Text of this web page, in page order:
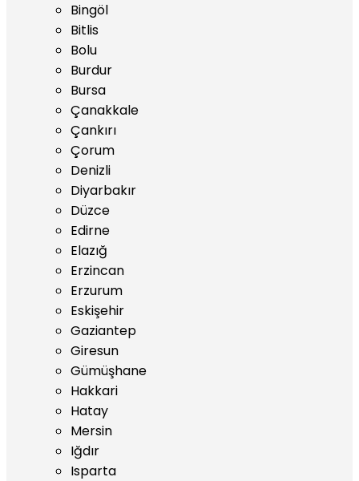
Bingöl
Bitlis
Bolu
Burdur
Bursa
Çanakkale
Çankırı
Çorum
Denizli
Diyarbakır
Düzce
Edirne
Elazığ
Erzincan
Erzurum
Eskişehir
Gaziantep
Giresun
Gümüşhane
Hakkari
Hatay
Mersin
Iğdır
Isparta